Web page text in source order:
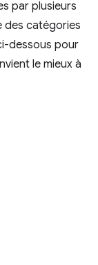
par plusieurs
des catégories
dessous pour
le mieux à